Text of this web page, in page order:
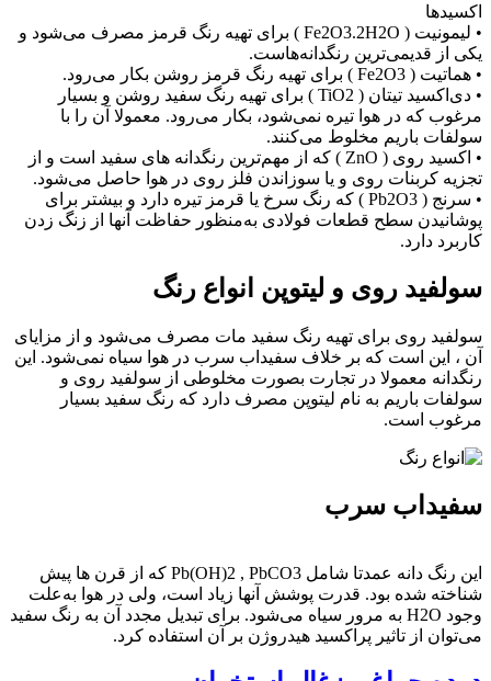
اکسیدها
• لیمونیت ( Fe2O3.2H2O ) برای تهیه رنگ قرمز مصرف می‌شود و
یکی از قدیمی‌ترین رنگدانه‌هاست.
• هماتیت ( Fe2O3 ) برای تهیه رنگ قرمز روشن بکار می‌رود.
• دی‌اکسید تیتان ( TiO2 ) برای تهیه رنگ سفید روشن و بسیار
مرغوب که در هوا تیره نمی‌شود، بکار می‌رود. معمولا آن را با
سولفات باریم مخلوط می‌کنند.
• اکسید روی ( ZnO ) که از مهم‌ترین رنگدانه های سفید است و از
تجزیه کربنات روی و یا سوزاندن فلز روی در هوا حاصل می‌شود.
• سرنج ( Pb2O3 ) که رنگ سرخ یا قرمز تیره دارد و بیشتر برای
پوشانیدن سطح قطعات فولادی به‌منظور حفاظت آنها از زنگ زدن
کاربرد دارد.
سولفید روی و لیتوپن انواع رنگ
سولفید روی برای تهیه رنگ سفید مات مصرف می‌شود و از مزایای
آن ، این است که بر خلاف سفیداب سرب در هوا سیاه نمی‌شود. این
رنگدانه معمولا در تجارت بصورت مخلوطی از سولفید روی و
سولفات باریم به نام لیتوپن مصرف دارد که رنگ سفید بسیار
مرغوب است.
سفیداب سرب
این رنگ دانه عمدتا شامل Pb(OH)2 , PbCO3 که از قرن ها پیش
شناخته شده بود. قدرت پوشش آنها زیاد است، ولی در هوا به‌علت
وجود H2O به مرور سیاه می‌شود. برای تبدیل مجدد آن به رنگ سفید
می‌توان از تاثیر پراکسید هیدروژن بر آن استفاده کرد.